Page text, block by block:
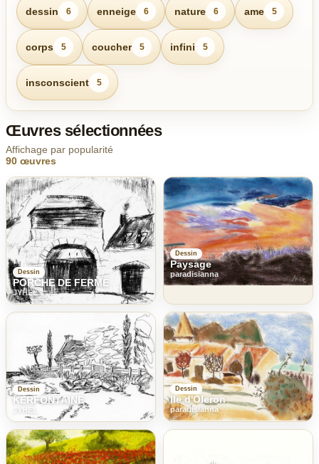
dessin 6 enneige 6 nature 6 ame 5
corps 5 coucher 5 infini 5
insconscient 5
Œuvres sélectionnées
Affichage par popularité
90 œuvres
Dessin
PORCHE DE FERME
JYHEL
Dessin
Paysage
paradisianna
Dessin
KERFONTAINE
JYHEL
Dessin
Ile d'Oleron
paradisianna